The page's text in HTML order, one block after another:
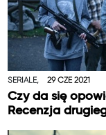
SERIALE, 29 CZE 2021
Czy da się
Recenzja